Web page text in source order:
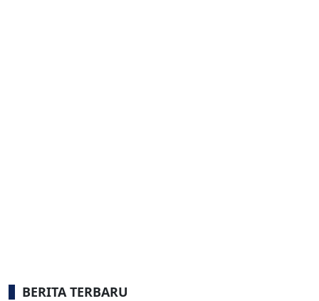
BERITA TERBARU